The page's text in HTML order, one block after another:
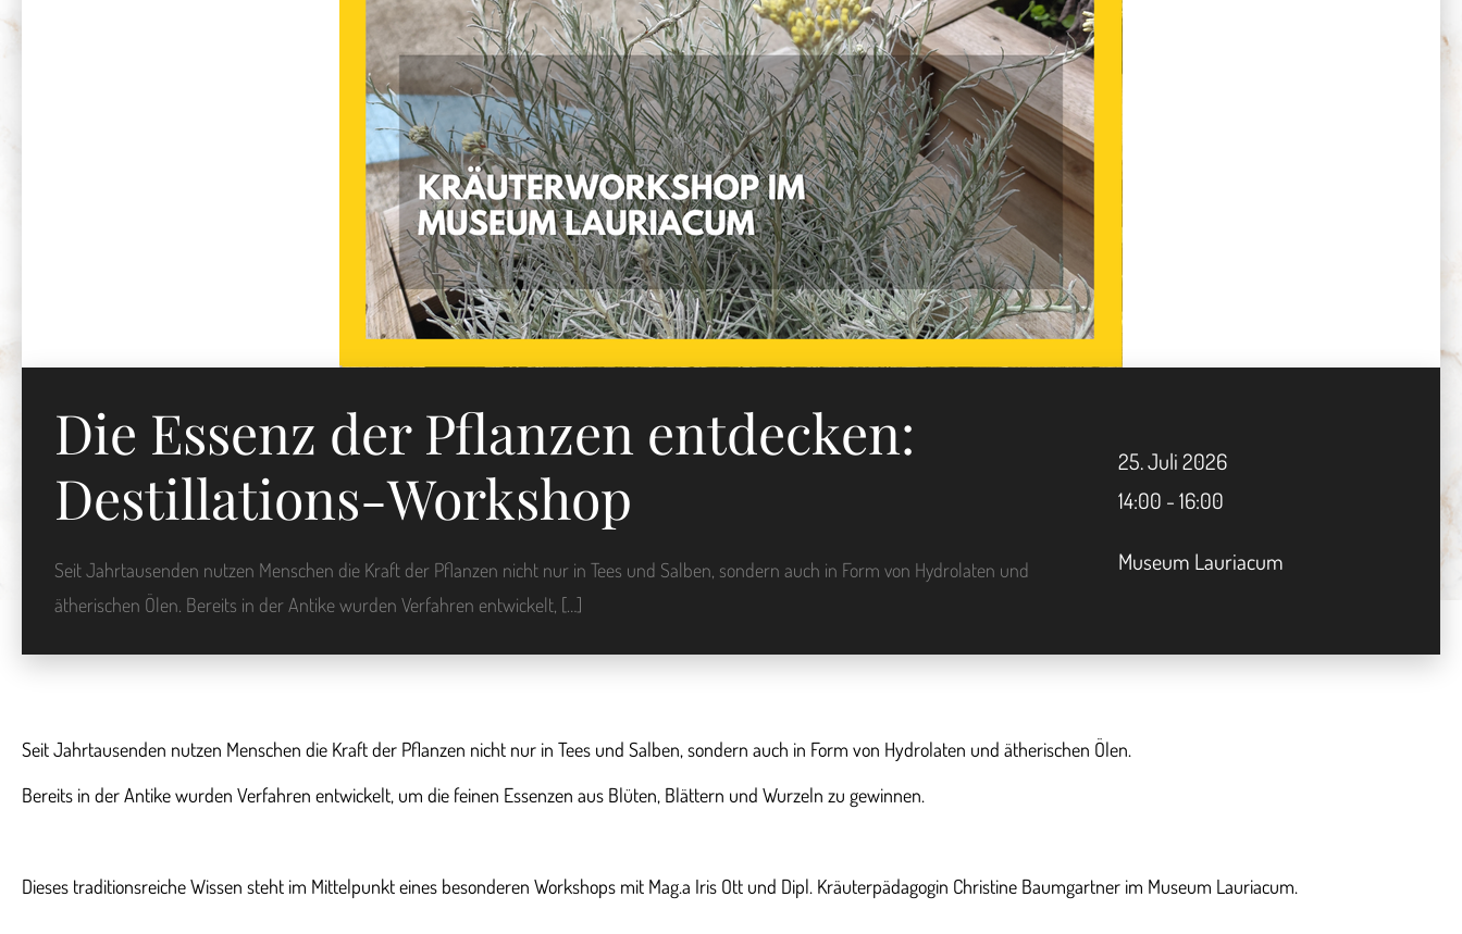
Die Essenz der Pflanzen entdecken:
Destillations-Workshop
Seit Jahrtausenden nutzen Menschen die Kraft der Pflanzen nicht nur in Tees und Salben, sondern auch in Form von Hydrolaten und
ätherischen Ölen. Bereits in der Antike wurden Verfahren entwickelt, […]
25.Juli2026
14:00 - 16:00
Museum Lauriacum
Seit Jahrtausenden nutzen Menschen die Kraft der Pflanzen nicht nur in Tees und Salben, sondern auch in Form von Hydrolaten und ätherischen Ölen.
Bereits in der Antike wurden Verfahren entwickelt, um die feinen Essenzen aus Blüten, Blättern und Wurzeln zu gewinnen.
Dieses traditionsreiche Wissen steht im Mittelpunkt eines besonderen Workshops mit Mag.a Iris Ott und Dipl. Kräuterpädagogin Christine Baumgartner im Museum Lauriacum.